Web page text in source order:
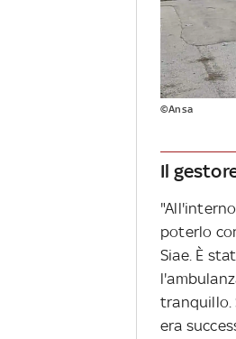
©Ansa
Il
poterlo
Siae. È
tranquillo.
era